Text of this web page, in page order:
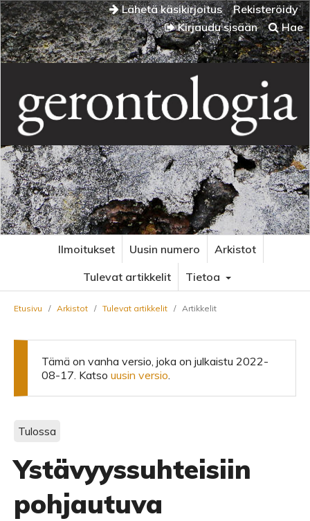
Lähetä käsikirjoitus
Rekisteröidy
Kirjaudu sisään
Hae
Ilmoitukset Uusin numero
Arkistot
Tulevat artikkelit
Tietoa
Etusivu / Arkistot / Tulevat artikkelit / Artikkelit
Tämä on vanha versio, joka on julkaistu 2022-
08-17. Katso uusin versio.
Tulossa
Ystävyyssuhteisiin
pohjautuva